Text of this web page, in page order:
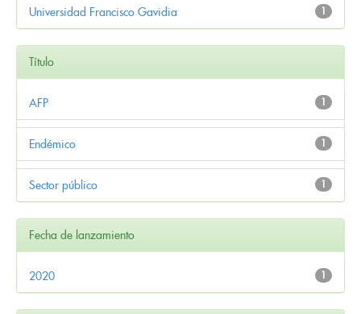
1
Universidad Francisco Gavidia
Título
1
AFP
1
Endémico
1
Sector público
Fecha de lanzamiento
1
2020